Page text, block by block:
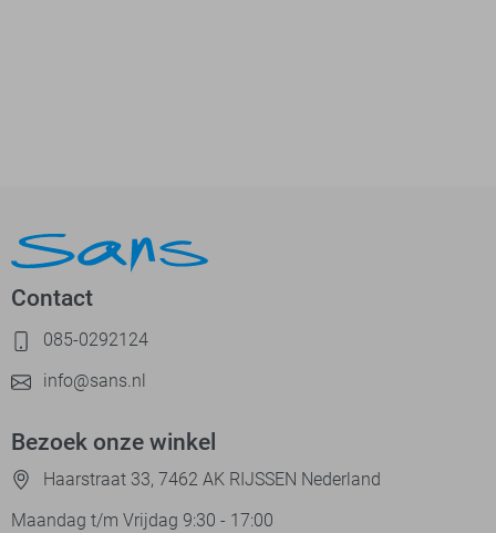
Contact
085-0292124
info@sans.nl
Bezoek onze winkel
Haarstraat 33, 7462 AK RIJSSEN Nederland
Maandag t/m Vrijdag 9:30 - 17:00